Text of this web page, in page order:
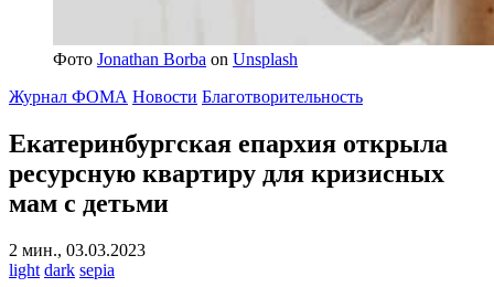
Фото Jonathan Borba on Unsplash
Журнал ФОМА Новости Благотворительность
Екатеринбургская епархия открыла
ресурсную квартиру для кризисных
мам с детьми
2 мин., 03.03.2023
light dark sepia